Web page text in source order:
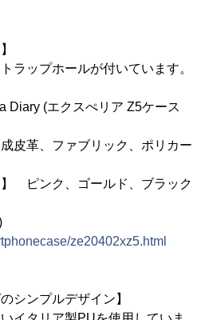
ラップホールが付いています。
Diary (エクスぺリア Z5ケース
皮革、ファブリック、ポリカー
】 ピンク、ゴールド、ブラック
ze20402xz5.html
シンプルデザイン】